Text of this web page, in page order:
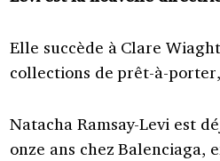
Elle succède à Clare
collections de prêt-à-
Natacha Ramsay-Levi est
onze ans chez Balenciaga,